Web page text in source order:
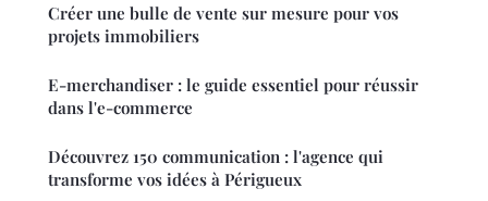
Créer une bulle de vente sur mesure pour vos
projets immobiliers
E-merchandiser : le guide essentiel pour réussir
dans l'e-commerce
Découvrez 150 communication : l'agence qui
transforme vos idées à Périgueux